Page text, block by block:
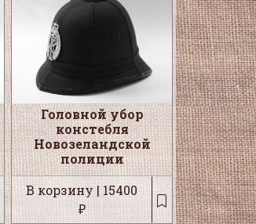
Головной убор
констебля
Новозеландской
полиции
В корзину | 15400
₽